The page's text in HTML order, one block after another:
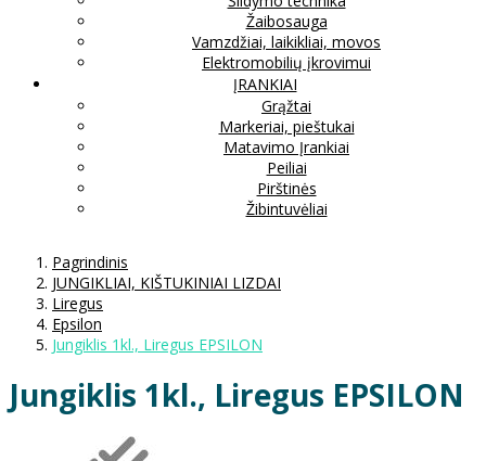
Žaibosauga
Vamzdžiai, laikikliai, movos
Elektromobilių įkrovimui
ĮRANKIAI
Grąžtai
Markeriai, pieštukai
Matavimo Įrankiai
Peiliai
Pirštinės
Žibintuvėliai
Pagrindinis
JUNGIKLIAI, KIŠTUKINIAI LIZDAI
Liregus
Epsilon
Jungiklis 1kl., Liregus EPSILON
Jungiklis 1kl., Liregus EPSILON